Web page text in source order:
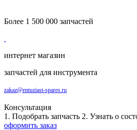
Более 1 500 000 запчастей
интернет магазин
запчастей для инструмента
zakaz@entuziast-spares.ru
Консультация
1. Подобрать запчасть 2. Узнать о
оформить заказ